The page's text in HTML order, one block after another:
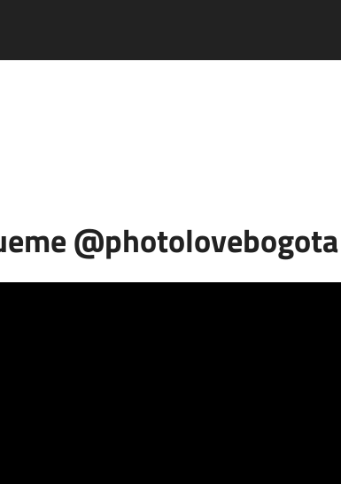
@photolovebogota